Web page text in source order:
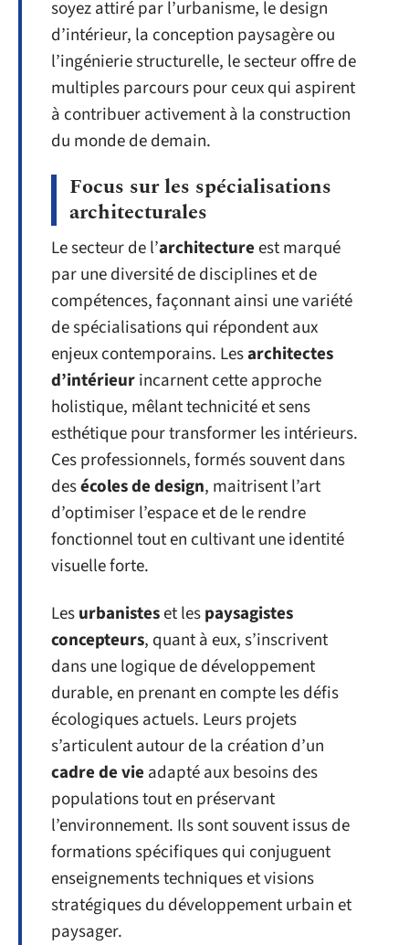
soyez attiré par l’urbanisme, le design
d’intérieur, la conception paysagère ou
l’ingénierie structurelle, le secteur offre de
multiples parcours pour ceux qui aspirent
à contribuer activement à la construction
du monde de demain.
Focus sur les spécialisations
architecturales
Le secteur de l’architectureest marqué
par une diversité de disciplines et de
compétences, façonnant ainsi une variété
de spécialisations qui répondent aux
enjeux contemporains. Lesarchitectes
d’intérieurincarnent cette approche
holistique, mêlant technicité et sens
esthétique pour transformer les intérieurs.
Ces professionnels, formés souvent dans
desécoles de design, maitrisent l’art
d’optimiser l’espace et de le rendre
fonctionnel tout en cultivant une identité
visuelle forte.
Lesurbanisteset lespaysagistes
concepteurs, quant à eux, s’inscrivent
dans une logique de développement
durable, en prenant en compte les défis
écologiques actuels. Leurs projets
s’articulent autour de la création d’un
cadre de vie adapté aux besoins des
populations tout en préservant
l’environnement. Ils sont souvent issus de
formations spécifiques qui conjuguent
enseignements techniques et visions
stratégiques du développement urbain et
paysager.